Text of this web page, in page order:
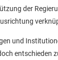
der
und
entschieden